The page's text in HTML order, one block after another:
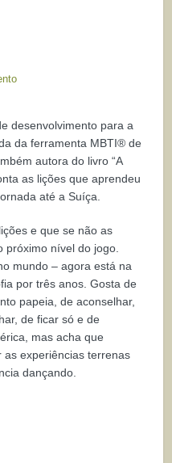
desenvolvimento para a
da ferramenta MBTI® de
autora do livro “A
as lições que aprendeu
até a Suíça.
e que se não as
próximo nível do jogo.
mundo – agora está na
por três anos. Gosta de
papeia, de aconselhar,
de ficar só e de
mas acha que
experiências terrenas
dançando.